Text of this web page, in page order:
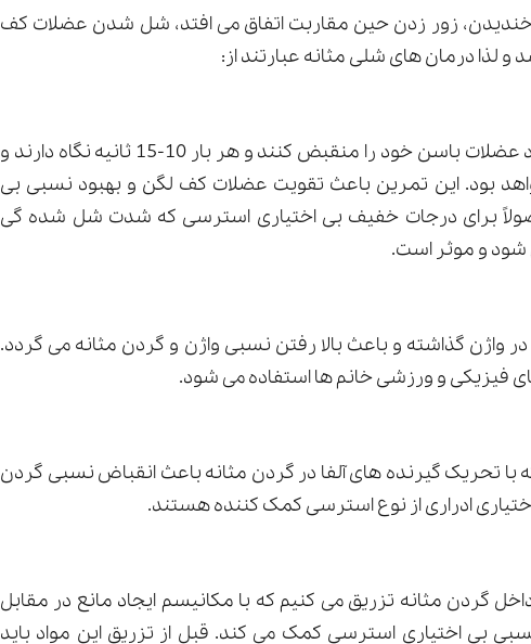
زور زدن حین مقاربت اتفاق می افتد، شل شدن عضلات کف
و لذا درمان های شلی مثانه عبارتند از:
در این روش به بیماران توصیه می شود عضلات باسن خود را منقبض کنند و هر بار 10-15 ثانیه نگاه دارند و
بود. این تمرین باعث تقویت عضلات کف لگن و بهبود نسبی بی
برای درجات خفیف بی اختیاری استرسی که شدت شل شده گی
و موثر است.
گذاشته و باعث بالا رفتن نسبی واژن و گردن مثانه می گردد.
فیزیکی و ورزشی خانم ها استفاده می شود.
با تحریک گیرنده های آلفا در گردن مثانه باعث انقباض نسبی گردن
ادراری از نوع استرسی کمک کننده هستند.
گردن مثانه تزریق می کنیم که با مکانیسم ایجاد مانع در مقابل
بی اختیاری استرسی کمک می کند. قبل از تزریق این مواد باید